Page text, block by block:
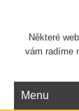
Některé
vám radíme
Menu